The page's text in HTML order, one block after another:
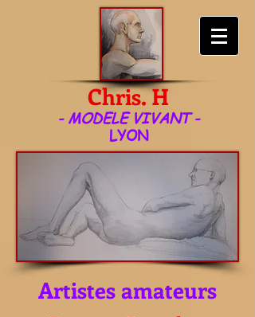
Chris. H
- MODELE VIVANT -
LYON
- BIO PLASTICIEN -
Artistes amateurs